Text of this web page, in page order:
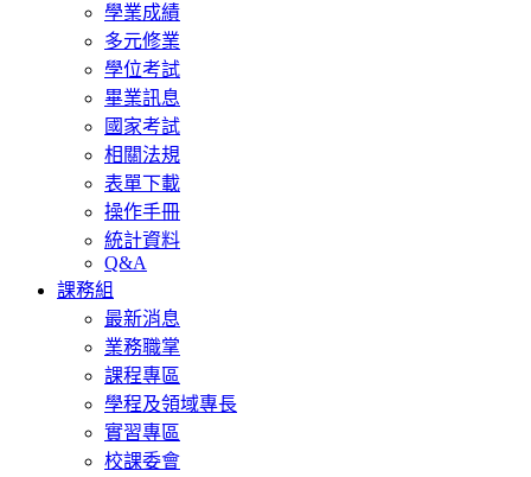
學業成績
多元修業
學位考試
畢業訊息
國家考試
相關法規
表單下載
操作手冊
統計資料
Q&A
課務組
最新消息
業務職掌
課程專區
學程及領域專長
實習專區
校課委會